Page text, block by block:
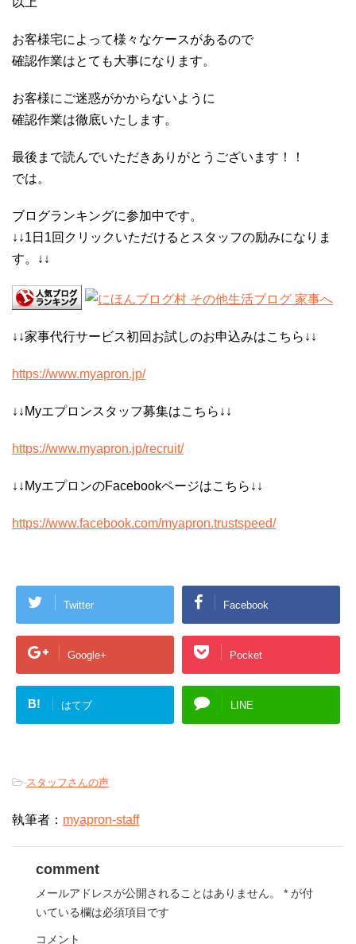
お客様宅によって様々なケースがあるので
確認作業はとても大事になります。
お客様にご迷惑がかからないように
確認作業は徹底いたします。
最後まで読んでいただきありがとうございます！！
では。
ブログランキングに参加中です。
↓↓1日1回クリックいただけるとスタッフの励みになりま
す。↓↓
↓↓家事代行サービス初回お試しのお申込みはこちら↓↓
https://www.myapron.jp/
↓↓Myエプロンスタッフ募集はこちら↓↓
https://www.myapron.jp/recruit/
↓↓MyエプロンのFacebookページはこちら↓↓
https://www.facebook.com/myapron.trustspeed/
Twitter Facebook
Google+ Pocket
B! はてブ LINE
-スタッフさんの声
執筆者： myapron-staff
comment
メールアドレスが公開されることはありません。 * が付
いている欄は必須項目です
コメント